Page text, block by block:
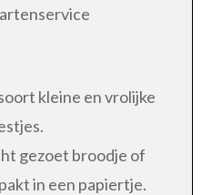
kleine en vrolijke
gezoet broodje of
in een papiertje.